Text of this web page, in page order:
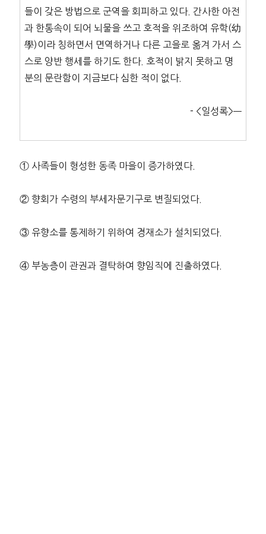
들이 갖은 방법으로 군역을 회피하고 있다. 간사한 아전
과 한통속이 되어 뇌물을 쓰고 호적을 위조하여 유학(幼
學)이라 칭하면서 면역하거나 다른 고을로 옮겨 가서 스
스로 양반 행세를 하기도 한다. 호적이 밝지 못하고 명
분의 문란함이 지금보다 심한 적이 없다.
－<일성록>—
① 사족들이 형성한 동족 마을이 증가하였다.
② 향회가 수령의 부세자문기구로 변질되었다.
③ 유향소를 통제하기 위하여 경재소가 설치되었다.
④ 부농층이 관권과 결탁하여 향임직에 진출하였다.